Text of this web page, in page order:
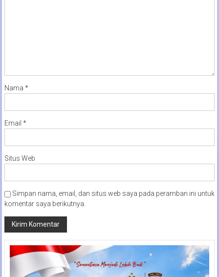
Nama *
Email *
Situs Web
Simpan nama, email, dan situs web saya pada peramban ini untuk
komentar saya berikutnya.